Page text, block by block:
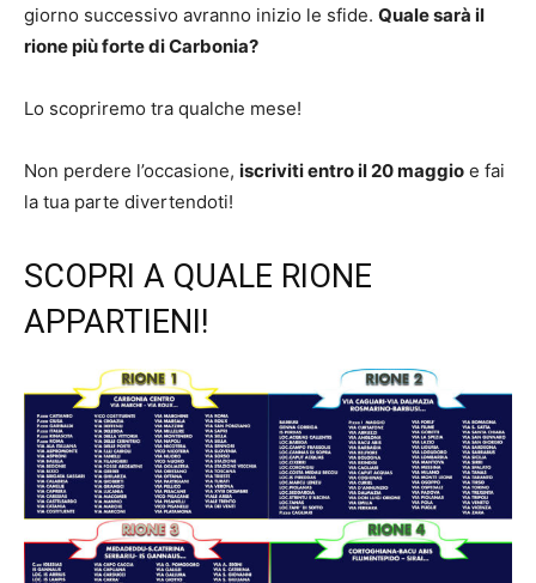
giorno successivo avranno inizio le sfide. Quale sarà il
rione più forte di Carbonia?
Lo scopriremo tra qualche mese!
Non perdere l’occasione, iscriviti entro il 20 maggio e fai
la tua parte divertendoti!
SCOPRI A QUALE RIONE
APPARTIENI!